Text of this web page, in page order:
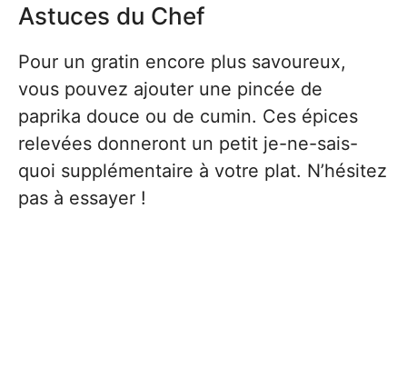
Astuces du Chef
Pour un gratin encore plus savoureux,
vous pouvez ajouter une pincée de
paprika douce ou de cumin. Ces épices
relevées donneront un petit je-ne-sais-
quoi supplémentaire à votre plat. N’hésitez
pas à essayer !